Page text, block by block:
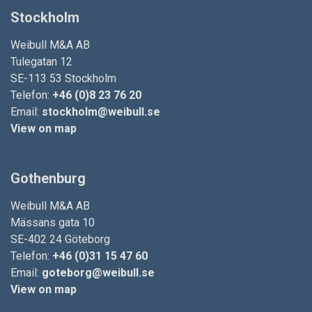
Stockholm
Weibull M&A AB
Tulegatan 12
SE-113 53 Stockholm
Telefon: +46 (0)8 23 76 20
Email: stockholm@weibull.se
View on map
Gothenburg
Weibull M&A AB
Mässans gata 10
SE-402 24 Göteborg
Telefon: +46 (0)31 15 47 60
Email: goteborg@weibull.se
View on map